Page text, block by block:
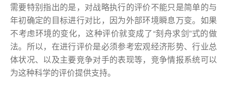
需要特别指出的是，对战略执行的评价不能只是简单的与
年初确定的目标进行对比，因为外部环境瞬息万变。如果
不考虑环境的变化，这种评价就变成了“刻舟求剑”式的做
法。所以，在进行评价是必须参考宏观经济形势、行业总
体状况、以及主要竞争对手的表现等，竞争情报系统可以
为这种科学的评价提供支持。